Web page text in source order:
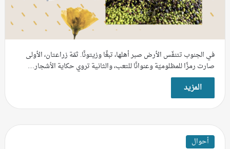
في الجنوب تتنفّس الأرض صبر أهلها، تبغًا وزيتونًا. ثمّة زراعتان، الأولى
صارت رمزًا للمظلوميّة وعنوانًا للتعب، والثانية تروي حكاية الأشجار…
المزيد
أحوال